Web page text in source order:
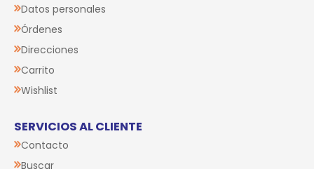
Datos personales
Órdenes
Direcciones
Carrito
Wishlist
SERVICIOS AL CLIENTE
Contacto
Buscar